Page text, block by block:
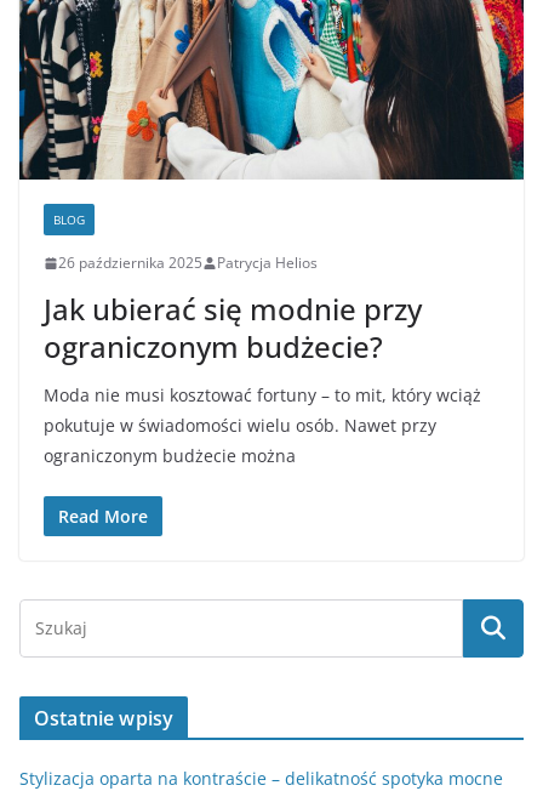
BLOG
26 października 2025 Patrycja Helios
Jak ubierać się modnie przy
ograniczonym budżecie?
Moda nie musi kosztować fortuny – to mit, który wciąż
pokutuje w świadomości wielu osób. Nawet przy
ograniczonym budżecie można
Read More
Ostatnie wpisy
Stylizacja oparta na kontraście – delikatność spotyka mocne